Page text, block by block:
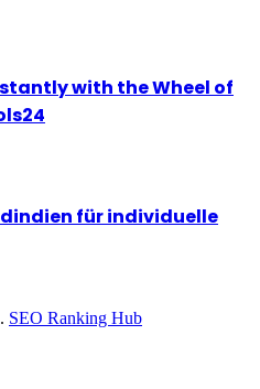
with the Wheel of
für individuelle
SEO Ranking Hub